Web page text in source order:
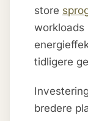
store
workloads
tidligere
bredere